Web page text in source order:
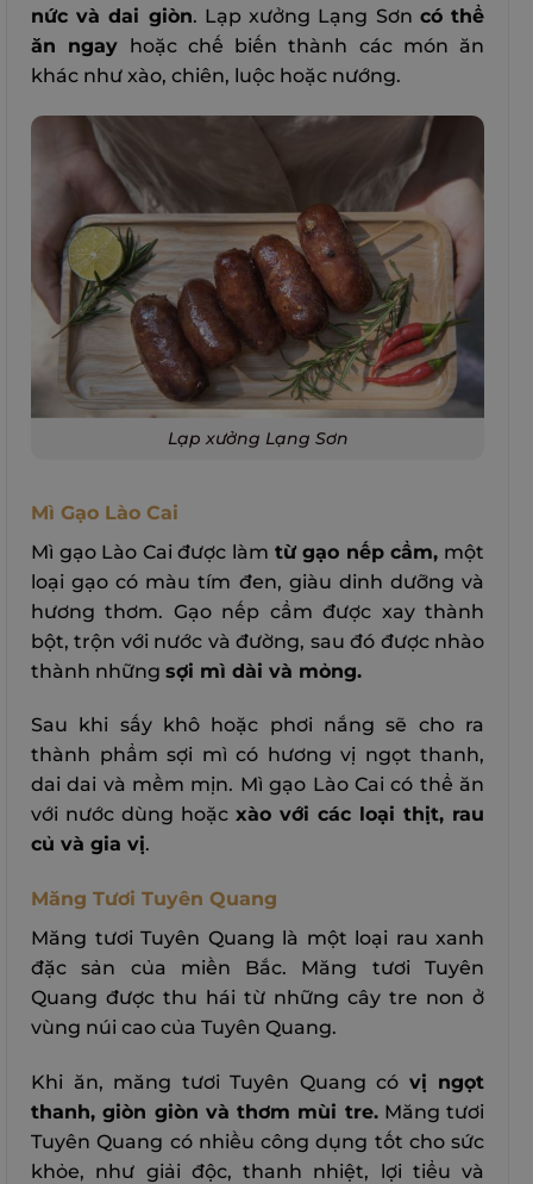
nức và dai giòn. Lạp xưởng Lạng Sơn có thể
ăn ngay hoặc chế biến thành các món ăn
khác như xào, chiên, luộc hoặc nướng.
Lạp xưởng Lạng Sơn
Mì Gạo Lào Cai
Mì gạo Lào Cai được làm từ gạo nếp cẩm, một
loại gạo có màu tím đen, giàu dinh dưỡng và
hương thơm. Gạo nếp cẩm được xay thành
bột, trộn với nước và đường, sau đó được nhào
thành những sợi mì dài và mỏng.
Sau khi sấy khô hoặc phơi nắng sẽ cho ra
thành phẩm sợi mì có hương vị ngọt thanh,
dai dai và mềm mịn. Mì gạo Lào Cai có thể ăn
với nước dùng hoặc xào với các loại thịt, rau
củ và gia vị.
Măng Tươi Tuyên Quang
Măng tươi Tuyên Quang là một loại rau xanh
đặc sản của miền Bắc. Măng tươi Tuyên
Quang được thu hái từ những cây tre non ở
vùng núi cao của Tuyên Quang.
Khi ăn, măng tươi Tuyên Quang có vị ngọt
thanh, giòn giòn và thơm mùi tre.Măng tươi
Tuyên Quang có nhiều công dụng tốt cho sức
khỏe, như giải độc, thanh nhiệt, lợi tiểu và